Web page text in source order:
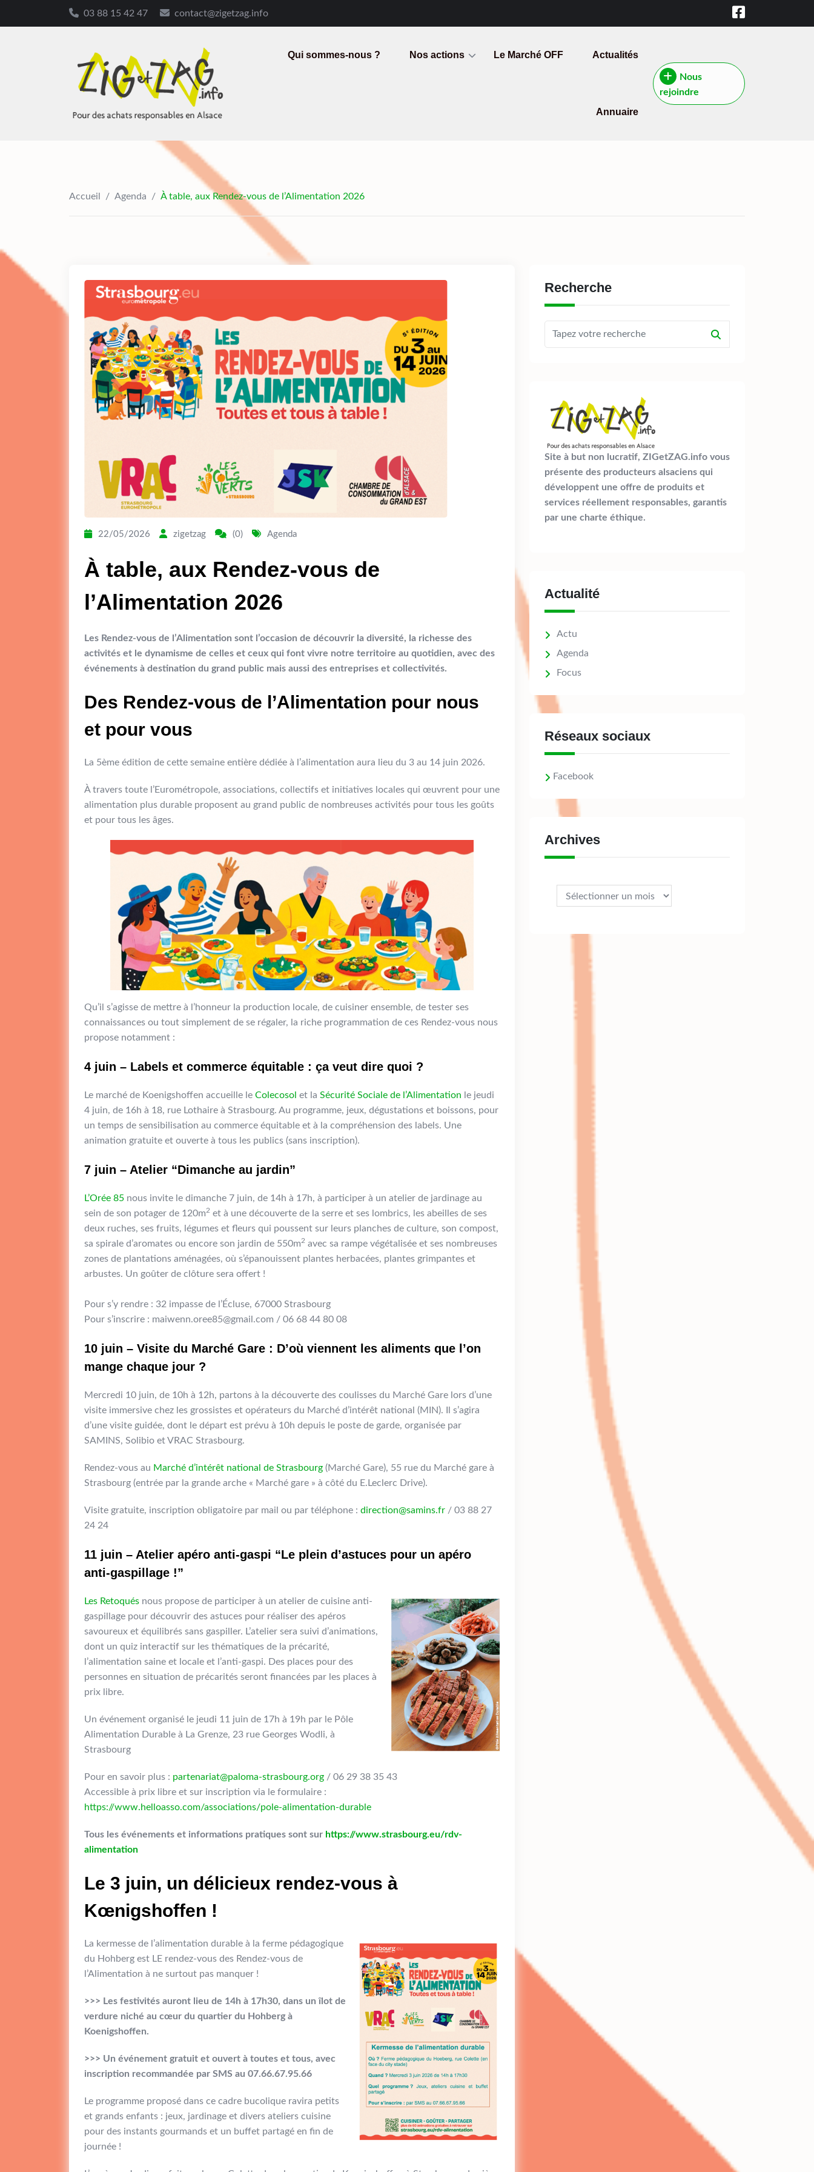
03 88 15 42 47 contact@zigetzag.info
Qui sommes-nous ? Nos actions Le Marché OFF Actualités
Annuaire
Nous
rejoindre
Accueil / Agenda / À table, aux Rendez-vous de l’Alimentation 2026
22/05/2026 zigetzag (0) Agenda
À table, aux Rendez-vous de
l’Alimentation 2026
Les Rendez-vous de l’Alimentation sont l’occasion de découvrir la diversité, la richesse des
activités et le dynamisme de celles et ceux qui font vivre notre territoire au quotidien, avec des
événements à destination du grand public mais aussi des entreprises et collectivités.
Des Rendez-vous de l’Alimentation pour nous
et pour vous
La 5ème édition de cette semaine entière dédiée à l’alimentation aura lieu du 3 au 14 juin 2026.
À travers toute l’Eurométropole, associations, collectifs et initiatives locales qui œuvrent pour une
alimentation plus durable proposent au grand public de nombreuses activités pour tous les goûts
et pour tous les âges.
Qu’il s’agisse de mettre à l’honneur la production locale, de cuisiner ensemble, de tester ses
connaissances ou tout simplement de se régaler, la riche programmation de ces Rendez-vous nous
propose notamment :
4 juin – Labels et commerce équitable : ça veut dire quoi ?
Le marché de Koenigshoffen accueille le Colecosol et la Sécurité Sociale de l’Alimentation le jeudi
4 juin, de 16h à 18, rue Lothaire à Strasbourg. Au programme, jeux, dégustations et boissons, pour
un temps de sensibilisation au commerce équitable et à la compréhension des labels. Une
animation gratuite et ouverte à tous les publics (sans inscription).
7 juin – Atelier “Dimanche au jardin”
L’Orée 85 nous invite le dimanche 7 juin, de 14h à 17h, à participer à un atelier de jardinage au
sein de son potager de 120m2 et à une découverte de la serre et ses lombrics, les abeilles de ses
deux ruches, ses fruits, légumes et fleurs qui poussent sur leurs planches de culture, son compost,
sa spirale d’aromates ou encore son jardin de 550m2 avec sa rampe végétalisée et ses nombreuses
zones de plantations aménagées, où s’épanouissent plantes herbacées, plantes grimpantes et
arbustes. Un goûter de clôture sera offert !
Pour s’y rendre : 32 impasse de l’Écluse, 67000 Strasbourg
Pour s’inscrire : maiwenn.oree85@gmail.com / 06 68 44 80 08
10 juin – Visite du Marché Gare : D’où viennent les aliments que l’on
mange chaque jour ?
Mercredi 10 juin, de 10h à 12h, partons à la découverte des coulisses du Marché Gare lors d’une
visite immersive chez les grossistes et opérateurs du Marché d’intérêt national (MIN). Il s’agira
d’une visite guidée, dont le départ est prévu à 10h depuis le poste de garde, organisée par
SAMINS, Solibio et VRAC Strasbourg.
Rendez-vous au Marché d’intérêt national de Strasbourg (Marché Gare), 55 rue du Marché gare à
Strasbourg (entrée par la grande arche « Marché gare » à côté du E.Leclerc Drive).
Visite gratuite, inscription obligatoire par mail ou par téléphone : direction@samins.fr / 03 88 27
24 24
11 juin – Atelier apéro anti-gaspi “Le plein d’astuces pour un apéro
anti-gaspillage !”
Les Retoqués nous propose de participer à un atelier de cuisine anti-
gaspillage pour découvrir des astuces pour réaliser des apéros
savoureux et équilibrés sans gaspiller. L’atelier sera suivi d’animations,
dont un quiz interactif sur les thématiques de la précarité,
l’alimentation saine et locale et l’anti-gaspi. Des places pour des
personnes en situation de précarités seront financées par les places à
prix libre.
Un événement organisé le jeudi 11 juin de 17h à 19h par le Pôle
Alimentation Durable à La Grenze, 23 rue Georges Wodli, à
Strasbourg
Pour en savoir plus : partenariat@paloma-strasbourg.org / 06 29 38 35 43
Accessible à prix libre et sur inscription via le formulaire :
https://www.helloasso.com/associations/pole-alimentation-durable
Tous les événements et informations pratiques sont sur https://www.strasbourg.eu/rdv-
alimentation
Le 3 juin, un délicieux rendez-vous à
Kœnigshoffen !
La kermesse de l’alimentation durable à la ferme pédagogique
du Hohberg est LE rendez-vous des Rendez-vous de
l’Alimentation à ne surtout pas manquer !
>>> Les festivités auront lieu de 14h à 17h30, dans un îlot de
verdure niché au cœur du quartier du Hohberg à
Koenigshoffen.
>>> Un événement gratuit et ouvert à toutes et tous, avec
inscription recommandée par SMS au 07.66.67.95.66
Le programme proposé dans ce cadre bucolique ravira petits
et grands enfants : jeux, jardinage et divers ateliers cuisine
pour des instants gourmands et un buffet partagé en fin de
journée !
Recherche
Site à but non lucratif, ZIGetZAG.info vous
présente des producteurs alsaciens qui
développent une offre de produits et
services réellement responsables, garantis
par une charte éthique.
Actualité
Actu
Agenda
Focus
Réseaux sociaux
Facebook
Archives